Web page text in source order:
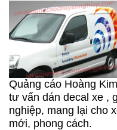
Quảng cáo Hoàng
tư vấn dán decal xe ,
nghiệp, mang lại cho
mới, phong cách.